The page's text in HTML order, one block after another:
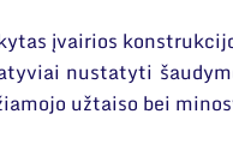
įvairios
nustatyti
užtaiso bei